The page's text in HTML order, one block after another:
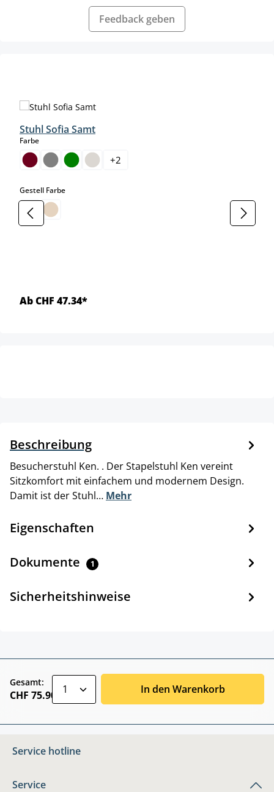
Feedback geben
Stuhl Sofia Samt
Farbeauswählen
+2
Gestell Farbeauswählen
Ab CHF 47.34*
Beschreibung
Besucherstuhl Ken. . Der Stapelstuhl Ken vereint
Sitzkomfort mit einfachem und modernem Design.
Damit ist der Stuhl… Mehr
Eigenschaften
Dokumente 1
Sicherheitshinweise
Gesamt:
CHF 75.90 In den Warenkorb
Service hotline
Service